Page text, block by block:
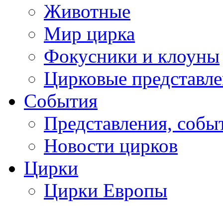
Животные
Мир цирка
Фокусники и клоуны
Цирковые
События
Представления,
Новости цирков
Цирки
Цирки Европы